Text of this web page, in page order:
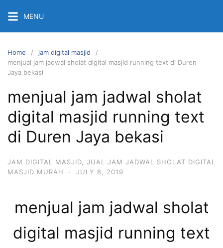
content
MENU
Home
jam digital masjid
menjual jam jadwal sholat digital masjid running text di Duren
Jaya bekasi
menjual jam jadwal sholat
digital masjid running text
di Duren Jaya bekasi
JAM DIGITAL MASJID
JUAL JAM JADWAL SHOLAT DIGITAL
MASJID MURAH
· JULY 8, 2019
menjual jam jadwal sholat
digital masjid running text